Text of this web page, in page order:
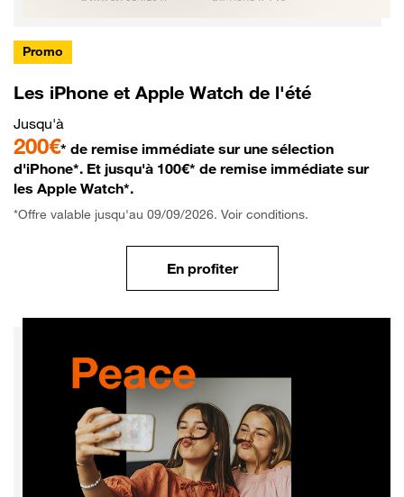
Promo
Les iPhone et Apple Watch de l'été
Jusqu'à
200€* de remise immédiate sur une sélection
d'iPhone*. Et jusqu'à 100€* de remise immédiate sur
les Apple Watch*.
*Offre valable jusqu'au 09/09/2026. Voir conditions.
En profiter